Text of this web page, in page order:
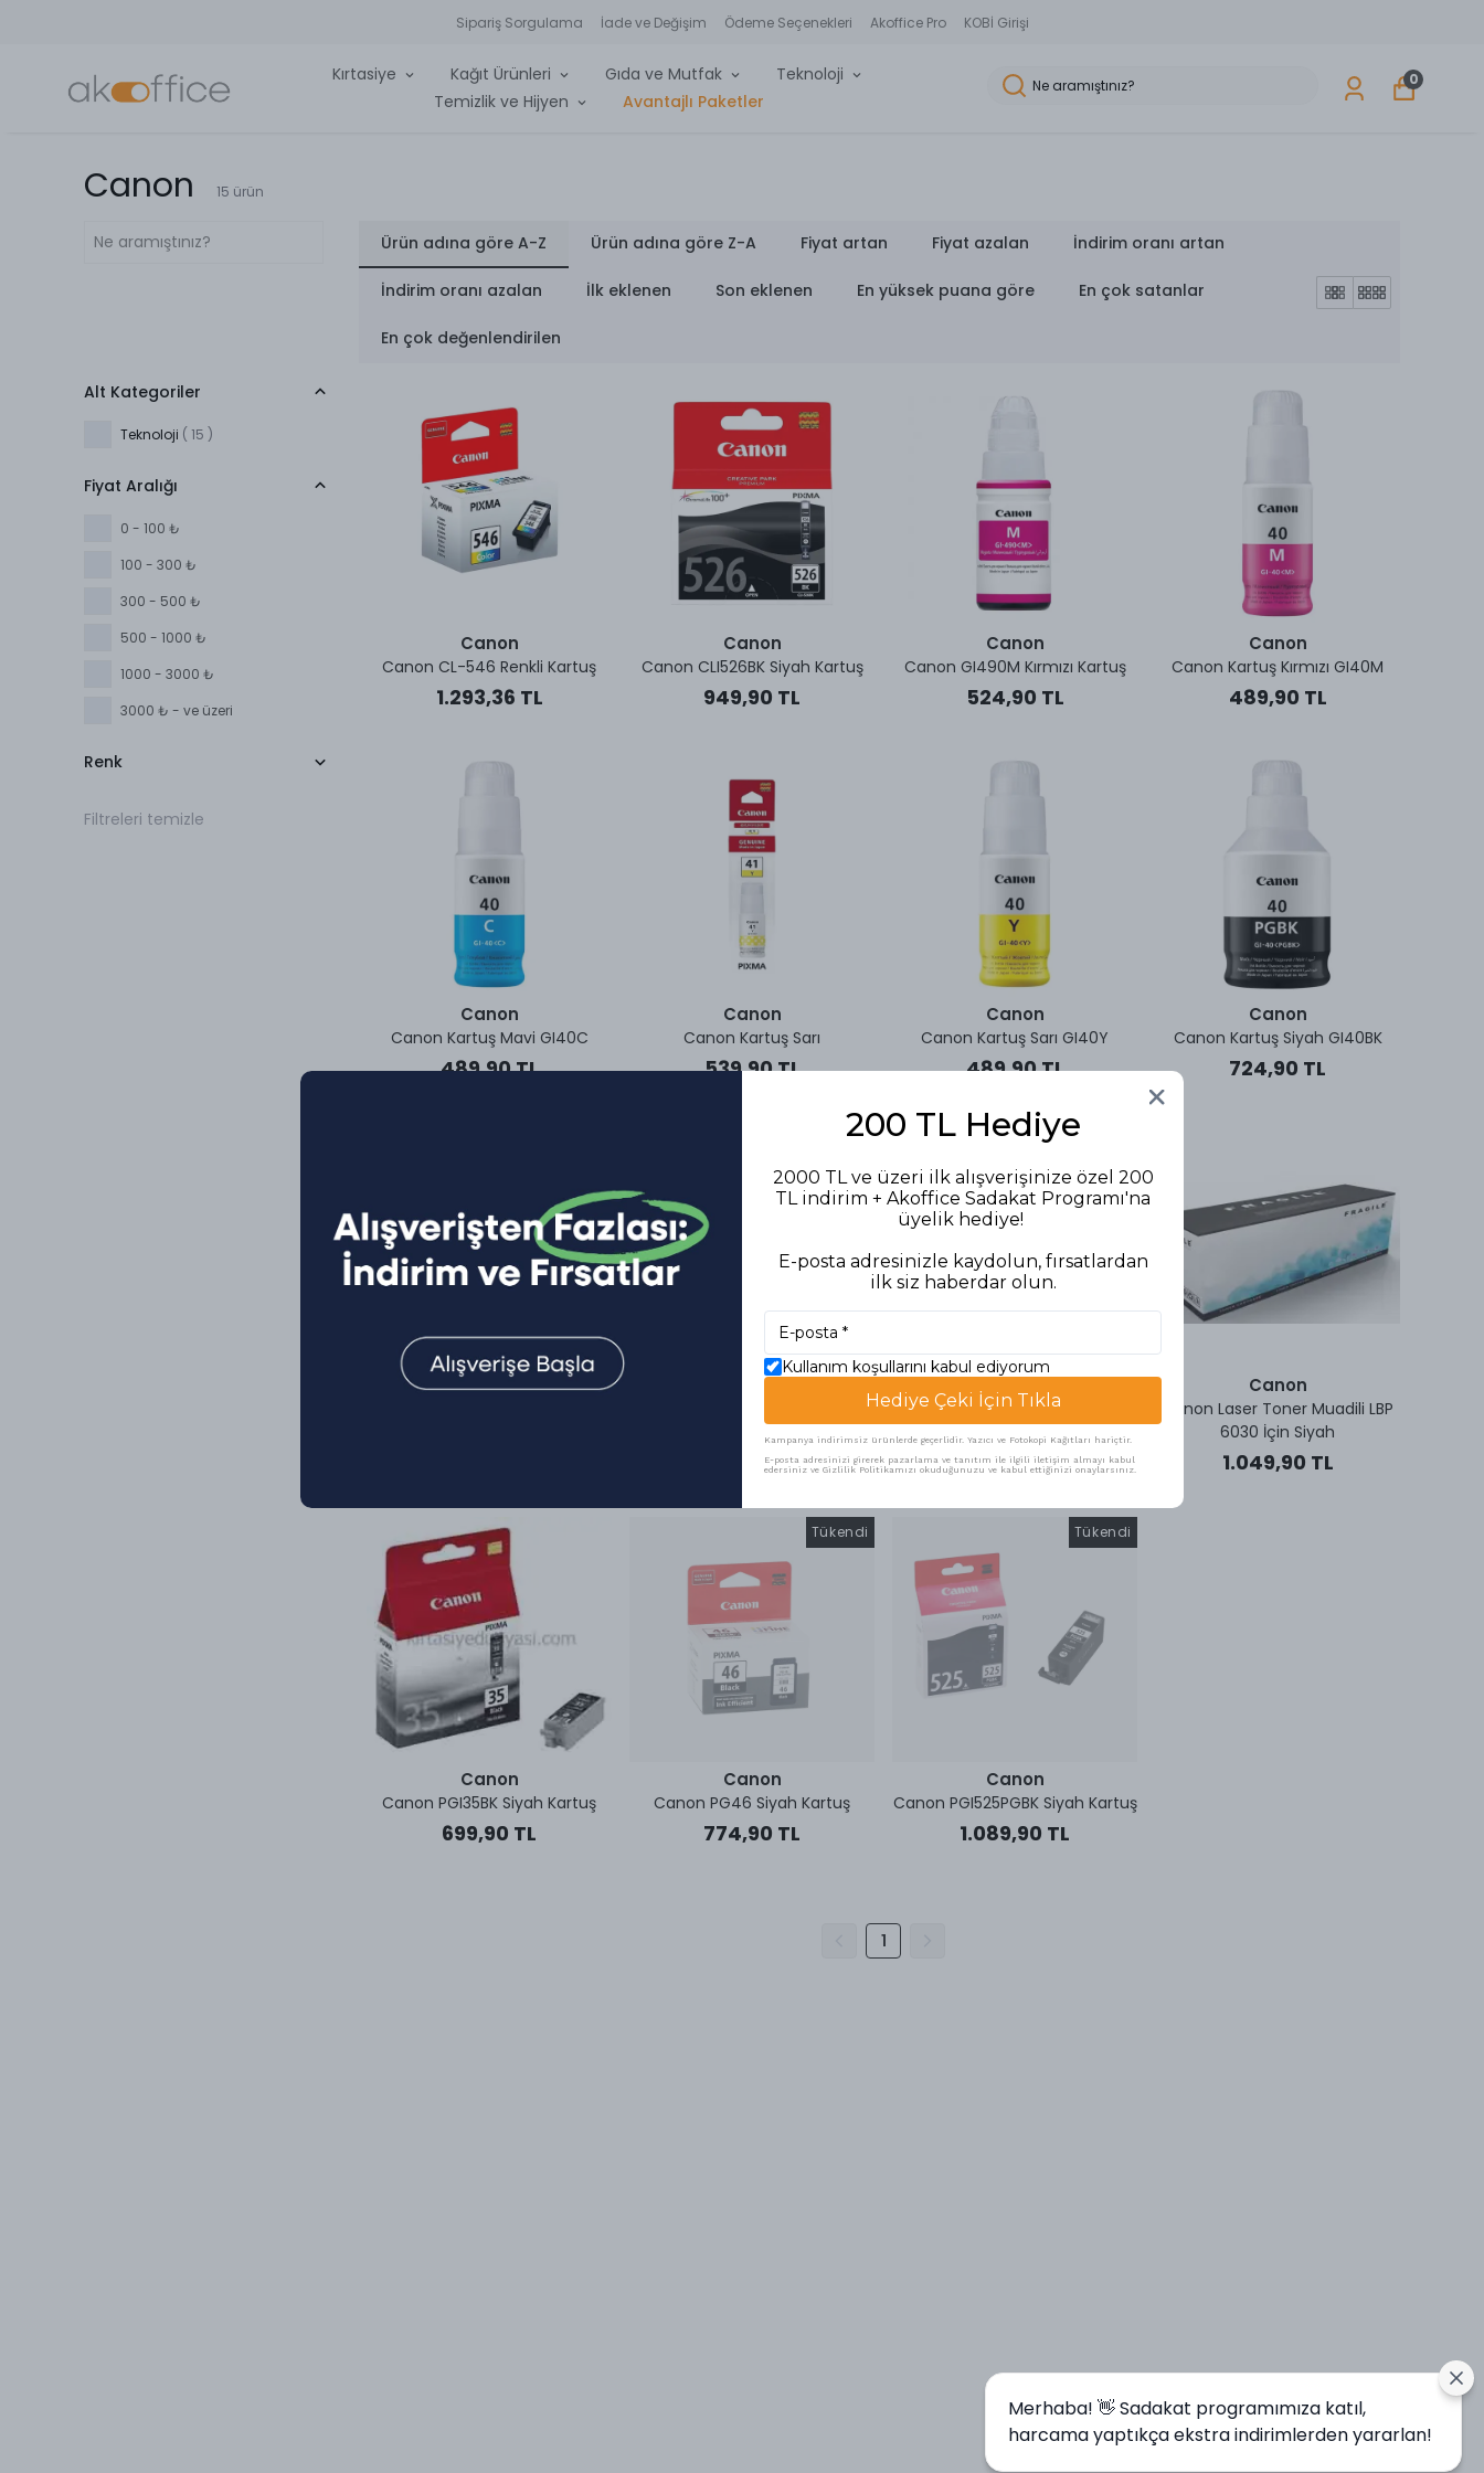
Sipariş Sorgulama İade ve Değişim Ödeme Seçenekleri Akoffice Pro KOBİ Girişi
Kırtasiye Kağıt Ürünleri Gıda ve Mutfak
Teknoloji
Temizlik ve Hijyen
Avantajlı Paketler
0
Canon 15 ürün
Ürün adına göre A-Z Ürün adına göre Z-A Fiyat artan Fiyat azalan İndirim oranı artan
İndirim oranı azalan İlk eklenen Son eklenen En yüksek puana göre En çok satanlar
En çok değenlendirilen
Alt Kategoriler
Teknoloji ( 15 )
Fiyat Aralığı
0 - 100 ₺
100 - 300 ₺
300 - 500 ₺
500 - 1000 ₺
1000 - 3000 ₺
3000 ₺ - ve üzeri
Renk
Filtreleri temizle
Canon
Canon CL-546 Renkli Kartuş
1.293,36 TL
Canon
Canon CLI526BK Siyah Kartuş
949,90 TL
Canon
Canon GI490M Kırmızı Kartuş
524,90 TL
Canon
Canon Kartuş Kırmızı GI40M
489,90 TL
Canon
Canon Kartuş Mavi GI40C
489,90 TL
Canon
Canon Kartuş Sarı
539,90 TL
Canon
Canon Kartuş Sarı GI40Y
489,90 TL
Canon
Canon Kartuş Siyah GI40BK
724,90 TL
Canon Canon
6650 İçin
5.582,86 TL
Canon Laser Toner MF-211-216-
226 İçin Siyah
5.606,38 TL
Canon
Canon Laser Toner Muadili LBP
6030 İçin Siyah
1.049,90 TL
Canon
Canon PGI35BK Siyah Kartuş
699,90 TL
Tükendi
Canon
Canon PG46 Siyah Kartuş
774,90 TL
Tükendi
Canon
Canon PGI525PGBK Siyah Kartuş
1.089,90 TL
1
200 TL Hediye
2000 TL ve üzeri ilk alışverişinize özel 200
TL indirim + Akoffice Sadakat Programı'na
üyelik hediye!
E-posta adresinizle kaydolun, fırsatlardan
ilk siz haberdar olun.
Kullanım koşullarını kabul ediyorum
Hediye Çeki İçin Tıkla
Kampanya indirimsiz ürünlerde geçerlidir. Yazıcı ve Fotokopi Kağıtları hariçtir.
E-posta adresinizi girerek pazarlama ve tanıtım ile ilgili iletişim almayı kabul
edersiniz ve Gizlilik Politikamızı okuduğunuzu ve kabul ettiğinizi onaylarsınız.
Merhaba! 👋 Sadakat programımıza katıl,
harcama yaptıkça ekstra indirimlerden yararlan!